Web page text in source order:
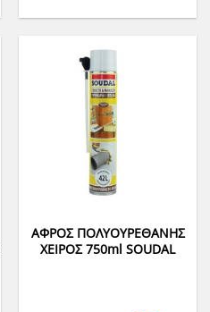
ΑΦΡΟΣ ΠΟΛΥΟΥΡΕΘΑΝΗΣ
ΧΕΙΡΟΣ 750ml SOUDAL